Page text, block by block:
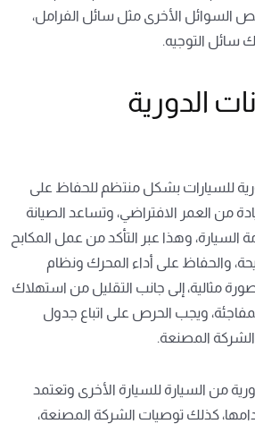
السوائل الأخرى مثل سائل الفرامل،
سائل التوجيه.
الدورية
للسيارات بشكل منتظم للحفاظ على
من العمر الافتراضي، وتساعد الصيانة
وهذا عبر التأكد من عمل المكابح
والحفاظ على أداء المحرك ونظام
مثالية، إلى جانب التقليل من استهلاك
ويجب الحرص على اتباع جدول
المصنعة.
من السيارة للسيارة الأخرى وتعتمد
كذلك توصيات الشركة المصنعة،